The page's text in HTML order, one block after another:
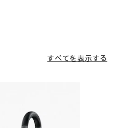
すべてを表示する